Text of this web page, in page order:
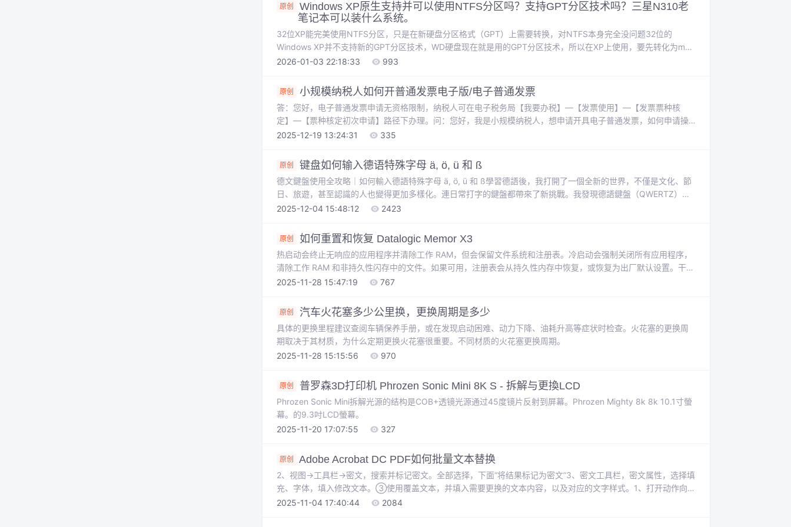
原创
Windows XP原生支持并可以使用NTFS分区吗？支持GPT分区技术吗？三星N310老
笔记本可以装什么系统。
32位XP能完美使用NTFS分区，只是在新硬盘分区格式（GPT）上需要转换，对NTFS本身完全没问题32位的
Windows XP并不支持新的GPT分区技术，WD硬盘现在就是用的GPT分区技术，所以在XP上使用，要先转化为mbr
格式。所以要先下载Disk Genius，运行这个程序，选择WD硬盘，点击自动分区，选择mbr格式，选择自动分区，
2026-01-03 22:18:33 993
原创 小规模纳税人如何开普通发票电子版/电子普通发票
答：您好，电子普通发票申请无资格限制，纳税人可在电子税务局【我要办税】—【发票使用】—【发票票种核
定】—【票种核定初次申请】路径下办理。问：您好，我是小规模纳税人，想申请开具电子普通发票，如何申请操
作呢？二、发票使用—发票票种核定—票种核定初次申请。最好拿到对方的纳税人识别号和企业名称即可。三、发
2025-12-19 13:24:31 335
原创 键盘如何输入德语特殊字母 ä, ö, ü 和 ß
德文鍵盤使用全攻略｜如何輸入德語特殊字母 ä, ö, ü 和 ß學習德語後，我打開了一個全新的世界，不僅是文化、節
日、旅遊，甚至認識的人也變得更加多樣化。連日常打字的鍵盤都帶來了新挑戰。我發現德語鍵盤（QWERTZ）與
我們平時習慣使用的英語鍵盤（QWERTY）有不少差異，剛開始時遇到了一些困惑。因此，我想在這篇文章中和大
殊字母ä、ö、ü、ß？
2025-12-04 15:48:12 2423
原创 如何重置和恢复 Datalogic Memor X3
热启动会终止无响应的应用程序并清除工作 RAM，但会保留文件系统和注册表。冷启动会强制关闭所有应用程序，
清除工作 RAM 和非持久性闪存中的文件。如果可用，注册表会从持久性内存中恢复，或恢复为出厂默认设置。干净
启动会将 Memor X3 恢复为出厂配置：注册表和文件系统恢复为出厂默认设置。要执行出厂重置，需要先进行硬复
或出厂设置重置。取消并继续执行硬复位。软复位（暖启动热启动）
2025-11-28 15:47:19 767
原创 汽车火花塞多少公里换，更换周期是多少
具体的更换里程建议查阅车辆保养手册，或在发现启动困难、动力下降、油耗升高等症状时检查。火花塞的更换周
期取决于其材质，为什么定期更换火花塞很重要。不同材质的火花塞更换周期。
2025-11-28 15:15:56
970
原创 普罗森3D打印机 Phrozen Sonic Mini 8K S - 拆解与更換LCD
Phrozen Sonic Mini拆解光源的结构是COB+透镜光源通过45度镜片反射到屏幕。Phrozen Mighty 8k 8k 10.1寸螢
幕。的9.3吋LCD螢幕。
2025-11-20 17:07:55
327
原创 Adobe Acrobat DC PDF如何批量文本替换
2、视图→工具栏→密文，搜索并标记密文。全部选择，下面“将结果标记为密文”3、密文工具栏，密文属性，选择填
充、字体，填入修改文本。③使用覆盖文本，并填入需要更换的文本内容，以及对应的文字样式。1、打开动作向
导，找到我们刚刚新建的动作--“批量替换文本”1、打开“工具”--“动作向导”--“新建动作”取消勾选“提示用户”，并添加
2025-11-04 17:40:44 2084